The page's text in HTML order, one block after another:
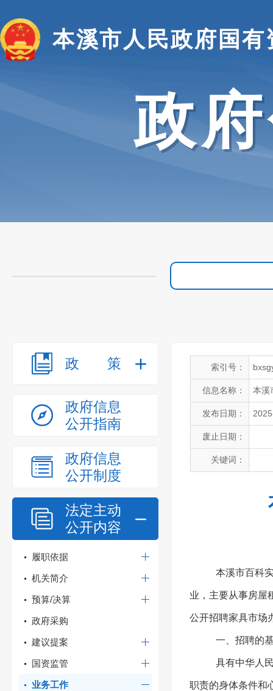
本溪市人民政府国
政
政策
政府信息
公开指南
政府信息
公开制度
法定主动
公开内容
履职依据
机关简介
预算/决算
政府采购
建议提案
国资监管
业务工作
索引号：
信息名称： 本溪
发布日期：
废止日期：
关键词：
本溪市百科
业，主要从事房屋
公开招聘家具市场
一、招聘的
具有中华人
职责的身体条件和